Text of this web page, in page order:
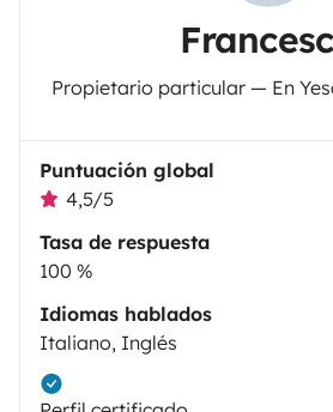
Propietario particular — En
Puntuación global
4,5/5
Tasa de respuesta
100 %
Idiomas hablados
Italiano, Inglés